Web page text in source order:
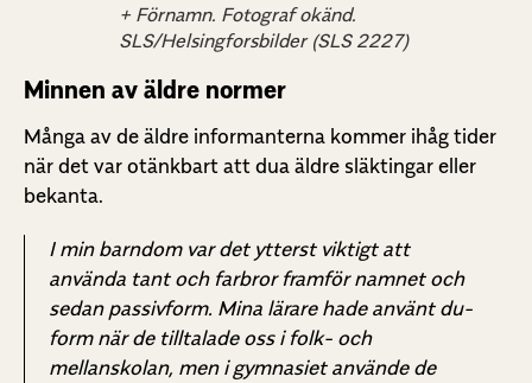
+ Förnamn. Fotograf okänd.
SLS/Helsingforsbilder (SLS 2227)
Minnen av äldre normer
Många av de äldre informanterna kommer ihåg tider
när det var otänkbart att dua äldre släktingar eller
bekanta.
I min barndom var det ytterst viktigt att
använda tant och farbror framför namnet och
sedan passivform. Mina lärare hade använt du-
form när de tilltalade oss i folk- och
mellanskolan, men i gymnasiet använde de